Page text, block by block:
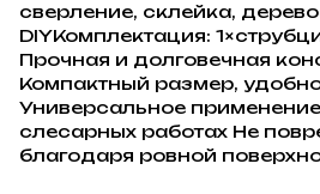
сверление, склейка,
DIYКомплектация:
Прочная и долговечная
Компактный размер,
Универсальное
слесарных работах Не
благодаря ровной